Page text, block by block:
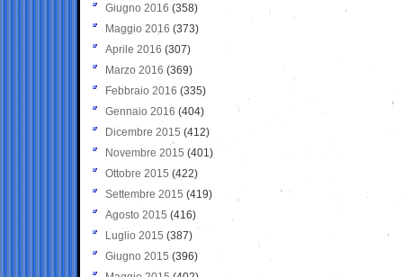
Giugno 2016 (358)
Maggio 2016 (373)
Aprile 2016 (307)
Marzo 2016 (369)
Febbraio 2016 (335)
Gennaio 2016 (404)
Dicembre 2015 (412)
Novembre 2015 (401)
Ottobre 2015 (422)
Settembre 2015 (419)
Agosto 2015 (416)
Luglio 2015 (387)
Giugno 2015 (396)